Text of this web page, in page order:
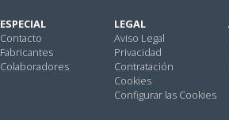
ESPECIAL
Contacto
Fabricantes
Colaboradores
LEGAL
Aviso Legal
Privacidad
Contratación
Cookies
Configurar las Cookies